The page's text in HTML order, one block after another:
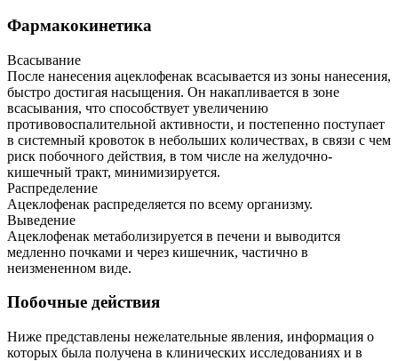
Фармакокинетика
Всасывание
После нанесения ацеклофенак всасывается из зоны нанесения,
быстро достигая насыщения. Он накапливается в зоне
всасывания, что способствует увеличению
противовоспалительной активности, и постепенно поступает
в системный кровоток в небольших количествах, в связи с чем
риск побочного действия, в том числе на желудочно-
кишечный тракт, минимизируется.
Распределение
Ацеклофенак распределяется по всему организму.
Выведение
Ацеклофенак метаболизируется в печени и выводится
медленно почками и через кишечник, частично в
неизмененном виде.
Побочные действия
Ниже представлены нежелательные явления, информация о
которых была получена в клинических исследованиях и в